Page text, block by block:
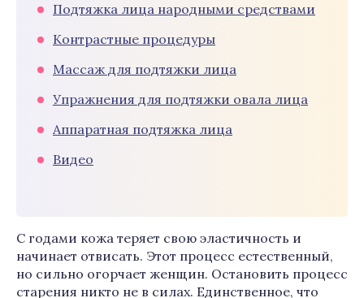
Подтяжка лица народными средствами
Контрастные процедуры
Массаж для подтяжки лица
Упражнения для подтяжки овала лица
Аппаратная подтяжка лица
Видео
С годами кожа теряет свою эластичность и
начинает отвисать. Этот процесс естественный,
но сильно огорчает женщин. Остановить процесс
старения никто не в силах. Единственное, что